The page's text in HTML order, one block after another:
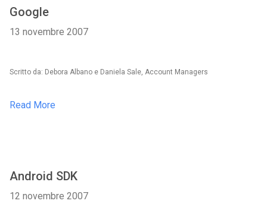
Google
13 novembre 2007
Scritto da: Debora Albano e Daniela Sale, Account Managers
Read More
Android SDK
12 novembre 2007